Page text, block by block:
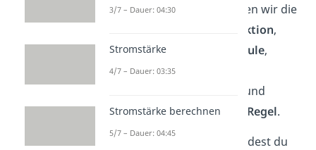
In diesem Beitrag definieren wir die
elektromagnetische Induktion,
erklären die Induktionsspule,
stellen die Formel für die
auf und
zeigen dir dieDrei-Finger-Regel.
In unserem
dazu findest du
3/7 – Dauer: 04:30
Stromstärke
4/7 – Dauer: 03:35
Stromstärke berechnen
5/7 – Dauer: 04:45